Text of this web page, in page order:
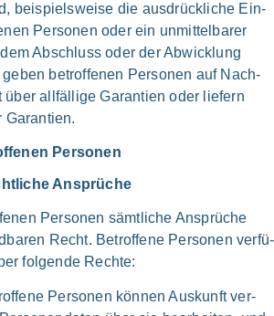
beispiels­weise die aus­drückliche Ein­
Per­so­nen oder ein unmit­tel­ba­rer
Abschluss oder der Abwick­lung
betrof­fe­nen Per­so­nen auf Nach­
über all­fällige Garan­tien oder lie­fern
Per­so­nen
Ansprü­che
Per­so­nen sämt­liche Ansprü­che
Recht. Betrof­fe­ne Per­so­nen ver­fü­
fol­gen­de Rech­te:
Per­so­nen kön­nen Aus­kunft ver­